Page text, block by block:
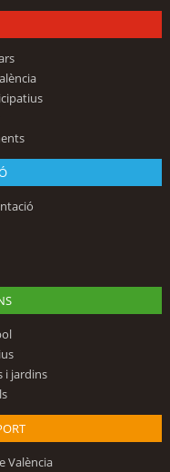
i jardins
València